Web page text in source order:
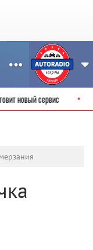
новый сервис